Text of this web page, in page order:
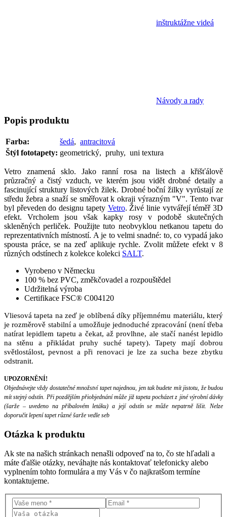
inštruktážne videá
Návody a rady
Popis produktu
Farba: šedá, antracitová
Štýl fototapety: geometrický, pruhy, uni textura
Vetro znamená sklo. Jako ranní rosa na listech a křišťálově
průzračný a čistý vzduch, ve kterém jsou vidět drobné detaily a
fascinující struktury listových žilek. Drobné boční žilky vyrůstají ze
středu žebra a snaží se směřovat k okraji výrazným "V". Tento tvar
byl převeden do designu tapety Vetro. Živé linie vytvářejí téměř 3D
efekt. Vrcholem jsou však kapky rosy v podobě skutečných
skleněných perliček. Použijte tuto neobvyklou netkanou tapetu do
reprezentativních místností. A je to velmi snadné: to, co vypadá jako
spousta práce, se na zeď aplikuje rychle. Zvolit můžete efekt v 8
různých odstínech z kolekce kolekci SALT.
Vyrobeno v Německu
100 % bez PVC, změkčovadel a rozpouštědel
Udržitelná výroba
Certifikace FSC® C004120
Vliesová tapeta na zeď je oblíbená díky příjemnému materiálu, který
je rozměrově stabilní a umožňuje jednoduché zpracování (není třeba
natírat lepidlem tapetu a čekat, až provlhne, ale stačí nanést lepidlo
na stěnu a přikládat pruhy suché tapety). Tapety mají dobrou
světlostálost, pevnost a při renovaci je lze za sucha beze zbytku
odstranit.
UPOZORNĚNÍ!
Objednávejte vždy dostatečné množství tapet najednou, jen tak budete mít jistotu, že budou
mít stejný odstín. Při pozdějším přiobjednání může již tapeta pocházet z jiné výrobní dávky
(šarže – uvedeno na příbalovém letáku) a její odstín se může nepatrně lišit. Nelze
doporučit lepení tapet různé šarže vedle seb
Otázka k produktu
Ak ste na našich stránkach nenašli odpoveď na to, čo ste hľadali a
máte ďalšie otázky, neváhajte nás kontaktovať telefonicky alebo
vyplnením tohto formulára a my Vás v čo najkratšom termíne
kontaktujeme.